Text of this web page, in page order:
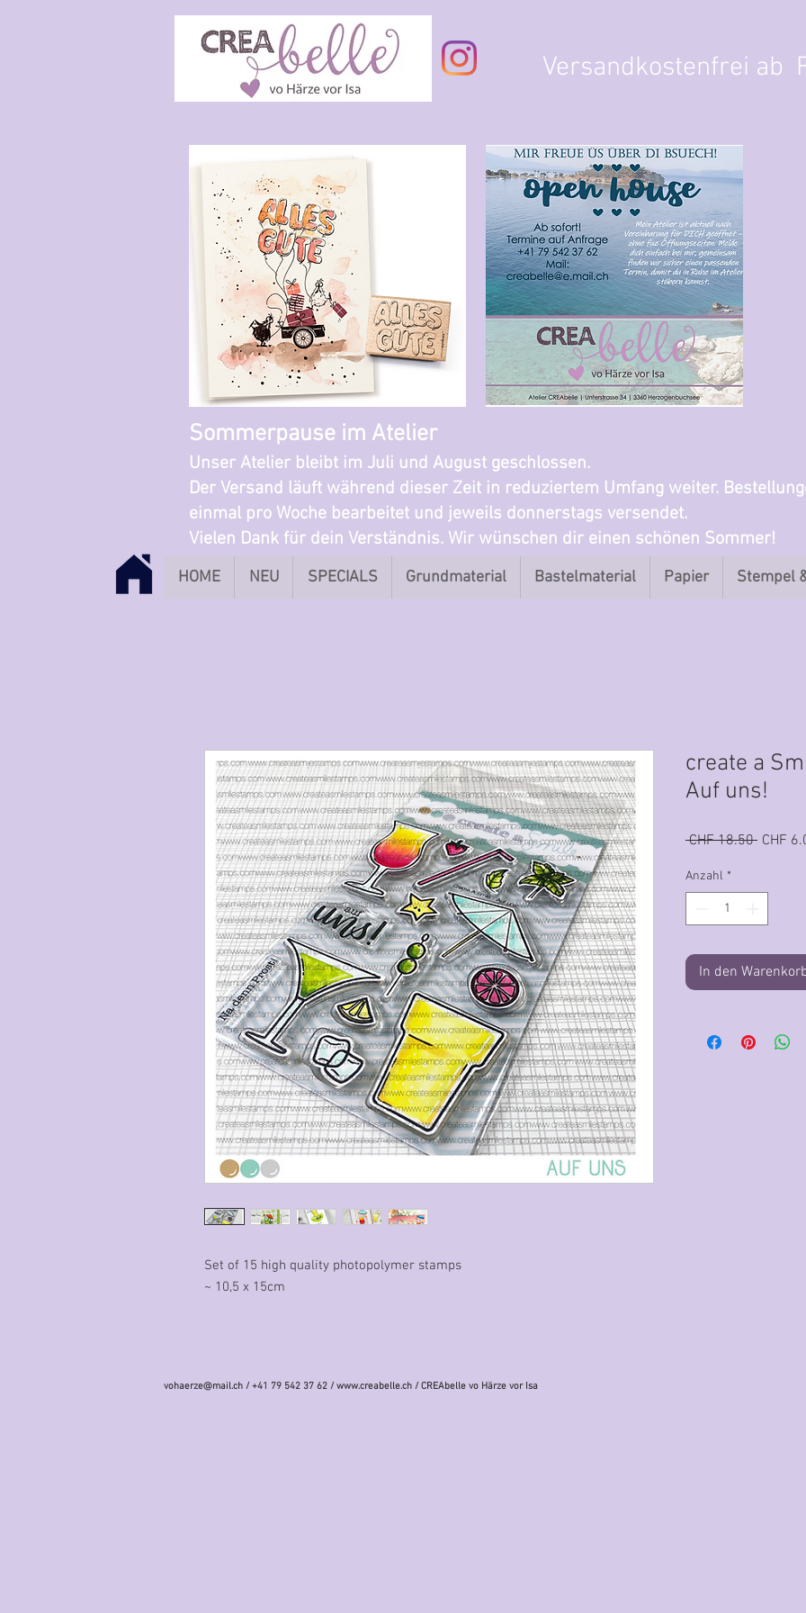
Versandkostenfrei ab
Sommerpause im Atelier
Unser Atelier bleibt im Juli und August geschlossen.
Der Versand läuft während dieser Zeit in reduziertem Umfang weiter.
einmal pro Woche bearbeitet und jeweils donnerstags versendet.
Vielen Dank für dein Verständnis. Wir wünschen dir einen schönen Sommer!
HOME NEU SPECIALS Grundmaterial Bastelmaterial Papier Stempel
Set of 15 high quality photopolymer stamps
~ 10,5 x 15cm
create a
Auf uns!
CHF 18.50 CHF
Anzahl *
In den
vohaerze@mail.ch / +41 79 542 37 62 / www.creabelle.ch / CREAbelle vo Härze vor Isa